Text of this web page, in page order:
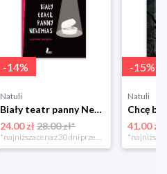
-14%
Natuli
Biały teatr panny Nehemias
24.00 zł 28.00 zł*
*najniższa cena z 30 dni przed obniżką
-15%
Natuli
41.00 zł